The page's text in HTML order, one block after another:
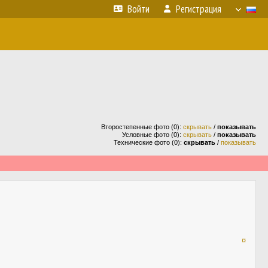
Войти Регистрация
Второстепенные фото (0): скрывать / показывать
Условные фото (0): скрывать / показывать
Технические фото (0): скрывать / показывать
¤